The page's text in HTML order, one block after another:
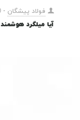
فولاد پیشگان -
آیا میلگرد